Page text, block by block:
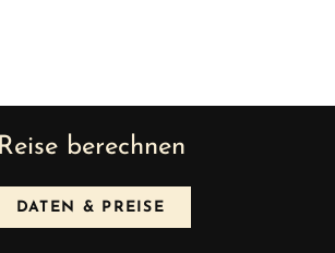
Reise berechnen
DATEN & PREISE